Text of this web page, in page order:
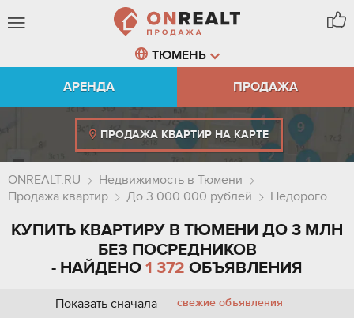
ТЮМЕНЬ
АРЕНДА
ПРОДАЖА
ПРОДАЖА КВАРТИР НА КАРТЕ
ONREALT.RU
Недвижимость в Тюмени
Продажа квартир
До 3 000 000 рублей Недорого
КУПИТЬ КВАРТИРУ В ТЮМЕНИ ДО 3 МЛН
БЕЗ ПОСРЕДНИКОВ
- НАЙДЕНО 1 372 ОБЪЯВЛЕНИЯ
Показать сначала свежие объявления